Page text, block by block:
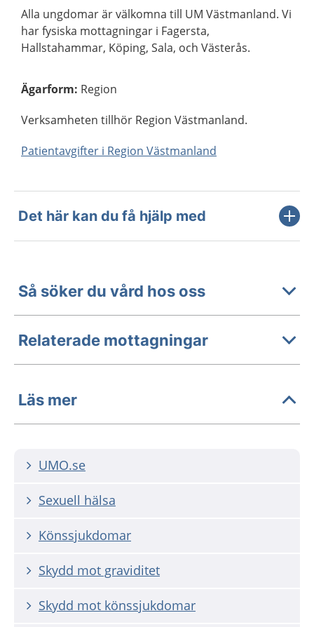
Alla ungdomar är välkomna till UM Västmanland. Vi
har fysiska mottagningar i Fagersta,
Hallstahammar, Köping, Sala, och Västerås.
Ägarform: Region
Verksamheten tillhör Region Västmanland.
Patientavgifter i Region Västmanland
Det här kan du få hjälp med
Så söker du vård hos oss
Relaterade mottagningar
Läs mer
UMO.se
Sexuell hälsa
Könssjukdomar
Skydd mot graviditet
Skydd mot könssjukdomar